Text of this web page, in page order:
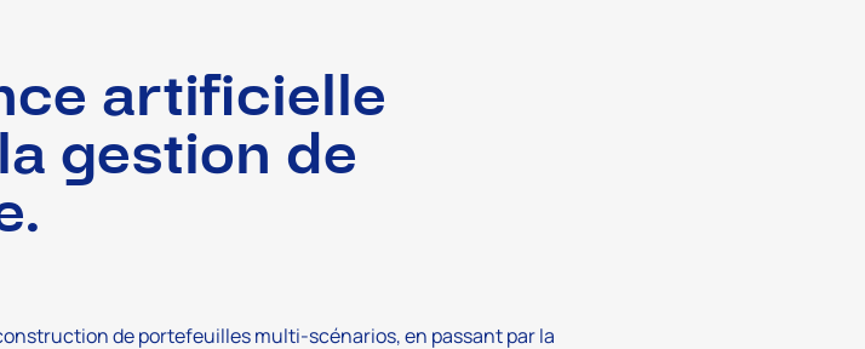
artificielle
gestion de
de portefeuilles multi-scénarios, en passant par la